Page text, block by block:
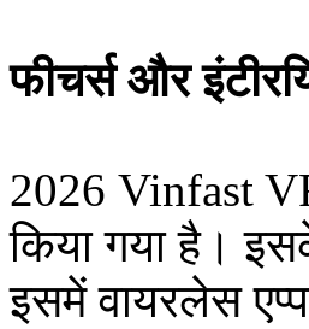
फीचर्स और
2026 Vinfast
किया गया है।
इसमें वायरलेस